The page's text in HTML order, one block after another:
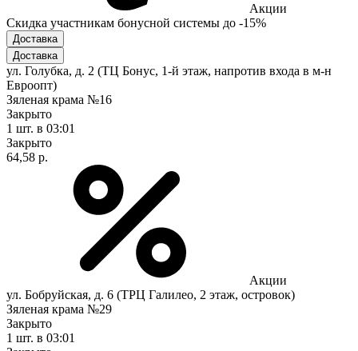
Акции
Скидка участникам бонусной системы до -15%
Доставка
Доставка
ул. Голубка, д. 2 (ТЦ Бонус, 1-й этаж, напротив входа в м-н
Евроопт)
Зяленая крама №16
Закрыто
1 шт. в 03:01
Закрыто
64,58 р.
Акции
ул. Бобруйская, д. 6 (ТРЦ Галилео, 2 этаж, островок)
Зяленая крама №29
Закрыто
1 шт. в 03:01